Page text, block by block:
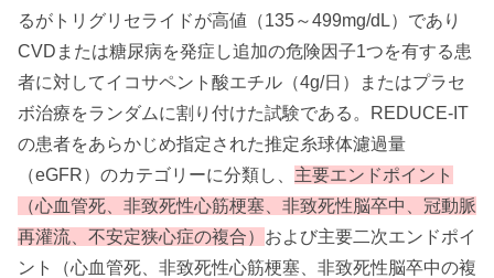
るがトリグリセライドが高値（135～499mg/dL）であり
CVDまたは糖尿病を発症し追加の危険因子1つを有する患
者に対してイコサペント酸エチル（4g/日）またはプラセ
ボ治療をランダムに割り付けた試験である。REDUCE-IT
の患者をあらかじめ指定された推定糸球体濾過量
（eGFR）のカテゴリーに分類し、 主要エンドポイント
（心血管死、非致死性心筋梗塞、非致死性脳卒中、冠動脈
再灌流、不安定狭心症の複合） および主要二次エンドポイ
ント（心血管死、非致死性心筋梗塞、非致死性脳卒中の複